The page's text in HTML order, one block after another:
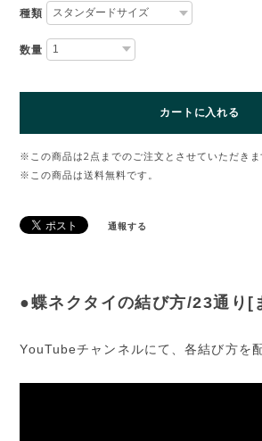
種類
数量
カートに入れる
※この商品は2点までのご注文とさせていただきま
※この商品は送料無料です。
通報する
●蝶ネクタイの結び方/23通り[
YouTubeチャンネルにて、各結び方を